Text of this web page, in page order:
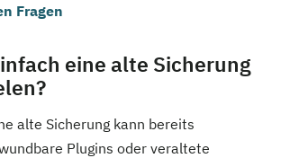
Fragen
eine alte Sicherung
alte Sicherung kann bereits
Plugins oder veraltete